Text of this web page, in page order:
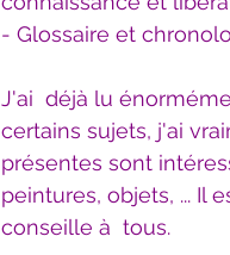
- Glossaire et
J'ai  déjà lu
certains sujets, j'ai
présentes sont
peintures, objets, ... Il
conseille à  tous.